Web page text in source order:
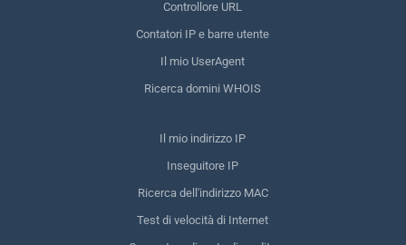
Controllore URL
Contatori IP e barre utente
Il mio UserAgent
Ricerca domini WHOIS
Il mio indirizzo IP
Inseguitore IP
Ricerca dell'indirizzo MAC
Test di velocità di Internet